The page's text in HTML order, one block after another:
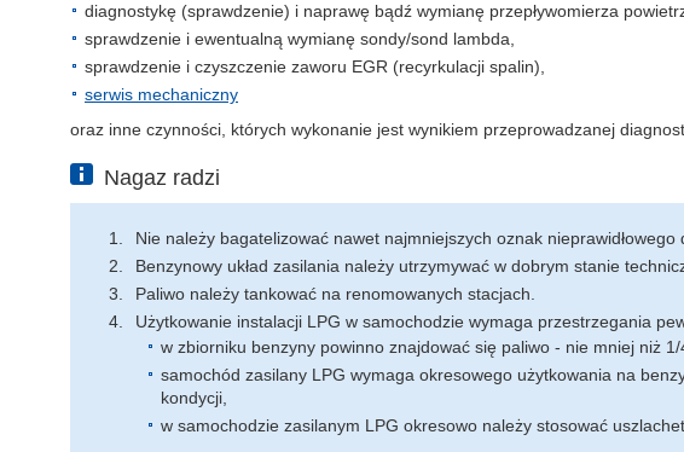
diagnostykę (sprawdzenie) i naprawę bądź wymianę przepływomierza
sprawdzenie i ewentualną wymianę sondy/sond lambda,
sprawdzenie i czyszczenie zaworu EGR (recyrkulacji spalin),
serwis mechaniczny
oraz inne czynności, których wykonanie jest wynikiem przeprowadzanej
Nagaz radzi
Nie należy bagatelizować nawet najmniejszych oznak nieprawidłowego
Benzynowy układ zasilania należy utrzymywać w dobrym stanie
Paliwo należy tankować na renomowanych stacjach.
Użytkowanie instalacji LPG w samochodzie wymaga przestrzegania
w zbiorniku benzyny powinno znajdować się paliwo - nie mniej niż 1/
samochód zasilany LPG wymaga okresowego użytkowania na
kondycji,
w samochodzie zasilanym LPG okresowo należy stosować